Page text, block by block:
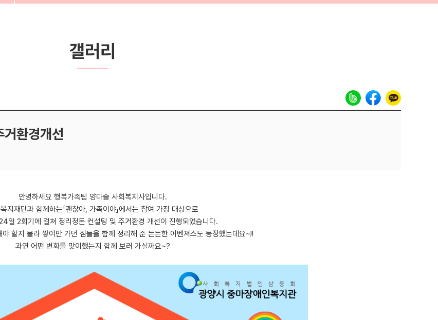
갤러리
환경개선
안녕하세요 행복가족팀 양다슬 사회복지사입니다.
지재단과 함께하는「괜찮아, 가족이야」에서는 참여 가정 대상으로
일 2회기에 걸쳐 정리정돈 컨설팅 및 주거환경 개선이 진행되었습니다.
할지 몰라 쌓여만 가던 짐들을 함께 정리해 준 든든한 어벤져스도 등장했는데요~!!
과연 어떤 변화를 맞이했는지 함께 보러 가실까요~?